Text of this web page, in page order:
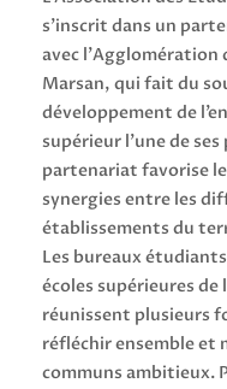
s’inscrit dans un
avec l’Agglomération
Marsan, qui fait du
développement de
supérieur l’une de
partenariat favorise
synergies entre les
établissements du
Les bureaux
écoles supérieures de
réunissent plusieurs
réfléchir ensemble et
communs ambitieux.